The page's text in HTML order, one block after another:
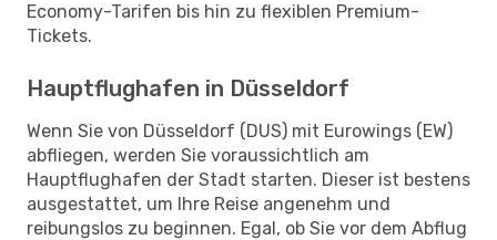
Economy-Tarifen bis hin zu flexiblen Premium-
Tickets.
Hauptflughafen in Düsseldorf
Wenn Sie von Düsseldorf (DUS) mit Eurowings (EW)
abfliegen, werden Sie voraussichtlich am
Hauptflughafen der Stadt starten. Dieser ist bestens
ausgestattet, um Ihre Reise angenehm und
reibungslos zu beginnen. Egal, ob Sie vor dem Abflug